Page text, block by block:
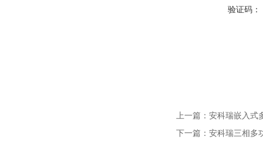
验证码：
上一篇： 安科瑞嵌入式
下一篇： 安科瑞三相多